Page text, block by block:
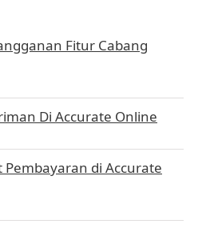
Fitur Cabang
Di Accurate Online
di Accurate